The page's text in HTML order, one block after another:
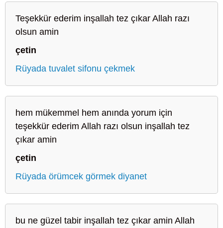
Teşekkür ederim inşallah tez çıkar Allah razı
olsun amin
çetin
Rüyada tuvalet sifonu çekmek
hem mükemmel hem anında yorum için
teşekkür ederim Allah razı olsun inşallah tez
çıkar amin
çetin
Rüyada örümcek görmek diyanet
bu ne güzel tabir inşallah tez çıkar amin Allah